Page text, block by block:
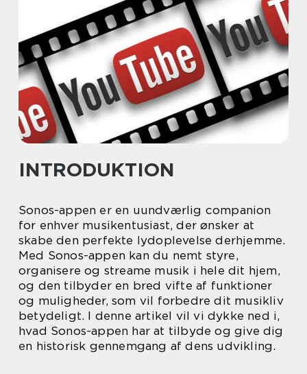
INTRODUKTION
Sonos-appen er en uundværlig companion
for enhver musikentusiast, der ønsker at
skabe den perfekte lydoplevelse derhjemme.
Med Sonos-appen kan du nemt styre,
organisere og streame musik i hele dit hjem,
og den tilbyder en bred vifte af funktioner
og muligheder, som vil forbedre dit musikliv
betydeligt. I denne artikel vil vi dykke ned i,
hvad Sonos-appen har at tilbyde og give dig
en historisk gennemgang af dens udvikling.